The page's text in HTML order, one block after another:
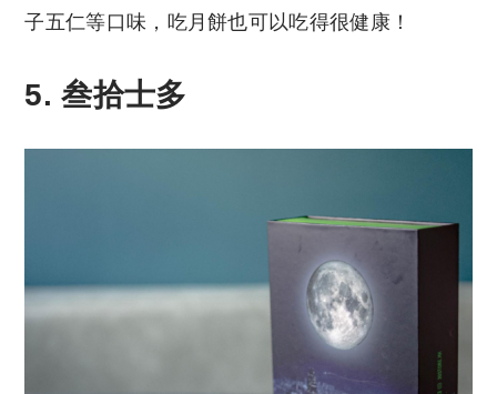
子五仁等口味，吃月餅也可以吃得很健康！
5.叁拾士多